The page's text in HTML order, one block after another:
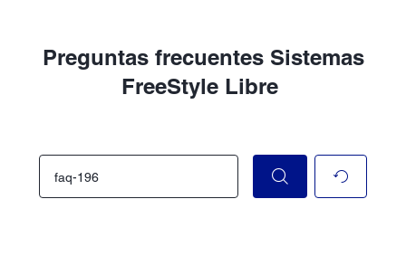
Preguntas frecuentes Sistemas
FreeStyle Libre